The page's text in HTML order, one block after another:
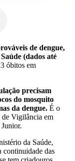
de dengue,
(dados até
óbitos em
precisam
do mosquito
da dengue. É o
de Vigilância em
da Saúde,
continuidade das